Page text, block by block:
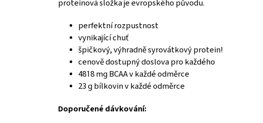
proteinová složka je evropského původu.
perfektní rozpustnost
vynikající chuť
špičkový, výhradně syrovátkový protein!
cenově dostupný doslova pro každého
4818 mg BCAA v každé odměrce
23 g bílkovin v každé odměrce
Doporučené dávkování: